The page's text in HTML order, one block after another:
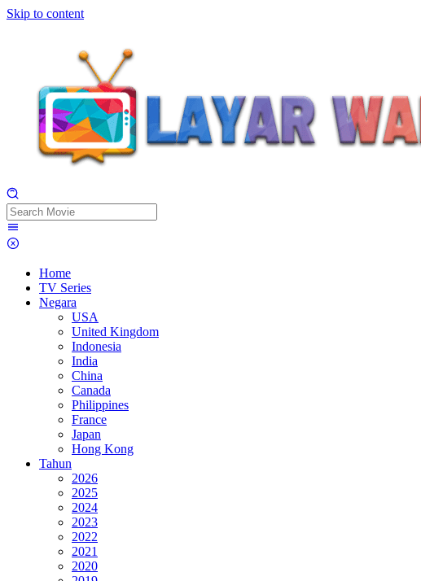
Skip to content
Home
TV Series
Negara
USA
United Kingdom
Indonesia
India
China
Canada
Philippines
France
Japan
Hong Kong
Tahun
2026
2025
2024
2023
2022
2021
2020